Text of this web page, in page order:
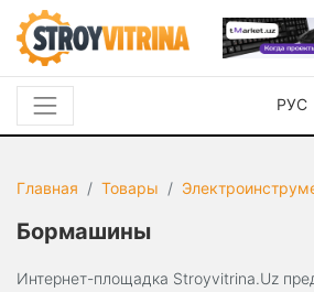
РУС
Главная Товары
Бормашины
Интернет-площадка Stroyvitrina.Uz